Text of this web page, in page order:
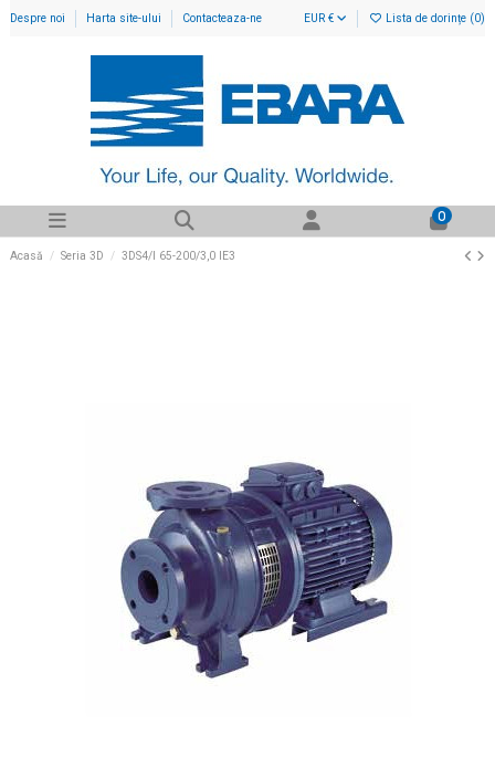
Despre noi Harta site-ului Contacteaza-ne EUR € Lista de dorințe (0)
0
Acasă Seria 3D 3DS4/I 65-200/3,0 IE3